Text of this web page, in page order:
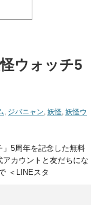
ウォッチ5
, ジバニャン, 妖怪, 妖怪ウ
」5周年を記念した無料
カウントと友だちにな
＜LINEスタ